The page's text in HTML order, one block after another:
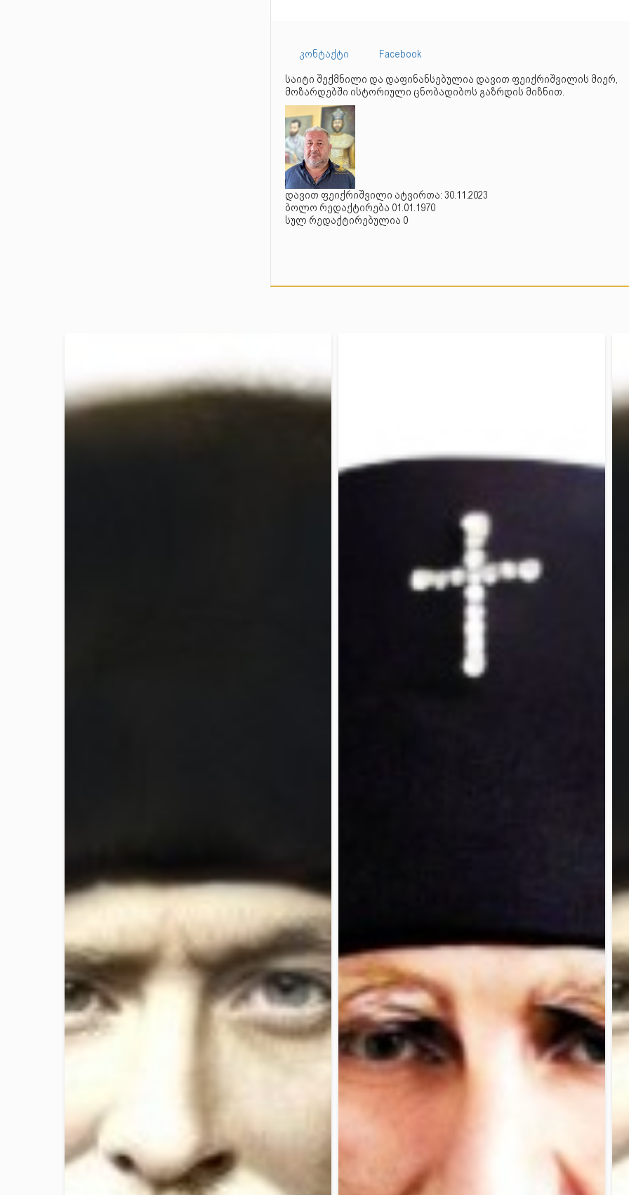
კონტაქტი
Facebook
საიტი შექმნილი და დაფინანსებულია დავით ფეიქრიშვილის მიერ,
მოზარდებში ისტორიული ცნობადიბოს გაზრდის მიზნით.
დავით ფეიქრიშვილი ატვირთა: 30.11.2023
ბოლო რედაქტირება 01.01.1970
სულ რედაქტირებულია 0